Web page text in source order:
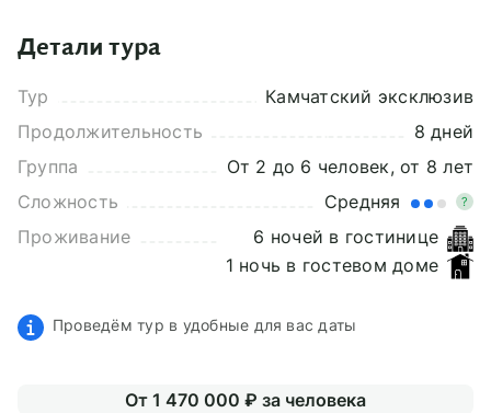
Детали тура
Тур
Камчатский эксклюзив
Продолжительность
8 дней
Группа
От 2 до 6 человек, от 8 лет
Сложность
Средняя ?
Проживание
6 ночей в гостинице
1 ночь в гостевом доме
Проведём тур в удобные для вас даты
От 1 470 000 ₽ за человека